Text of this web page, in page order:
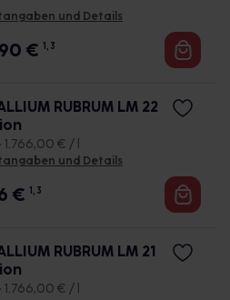
und Details
€ 1, 3
RUBRUM LM 22
1.766,00 € / l
und Details
€ 1, 3
RUBRUM LM 21
1.766,00 € / l